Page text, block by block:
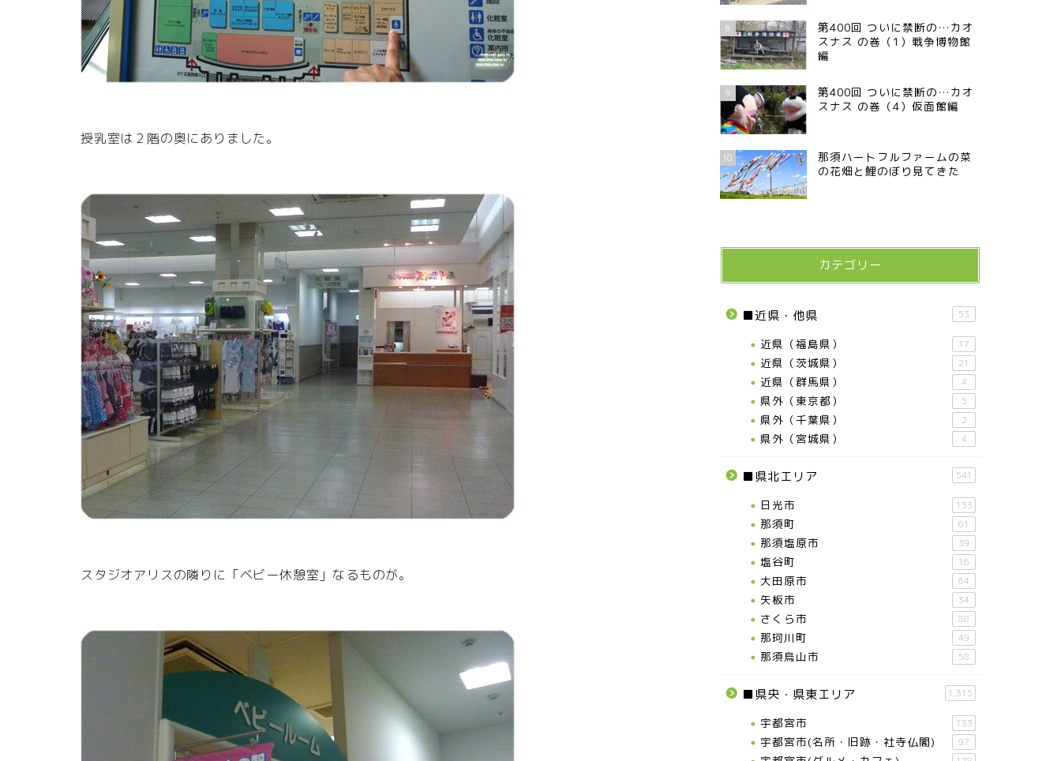
授乳室は２階の奥にありました。
スタジオアリスの隣りに「ベビー休憩室」なるものが。
8
第400回 ついに禁断の…カオ
スナス の巻（1）戦争博物館
編
9
第400回 ついに禁断の…カオ
スナス の巻（4）仮面館編
10
那須ハートフルファームの菜
の花畑と鯉のぼり見てきた
カテゴリー
■近県・他県 53
近県（福島県） 17
近県（茨城県） 21
近県（群馬県） 4
県外（東京都） 5
県外（千葉県） 2
県外（宮城県） 4
■県北エリア 541
日光市 133
那須町 61
那須塩原市 39
塩谷町 16
大田原市 64
矢板市 34
さくら市 88
那珂川町 49
那須烏山市 58
■県央・県東エリア 1,315
宇都宮市 133
宇都宮市(名所・旧跡・社寺仏閣) 97